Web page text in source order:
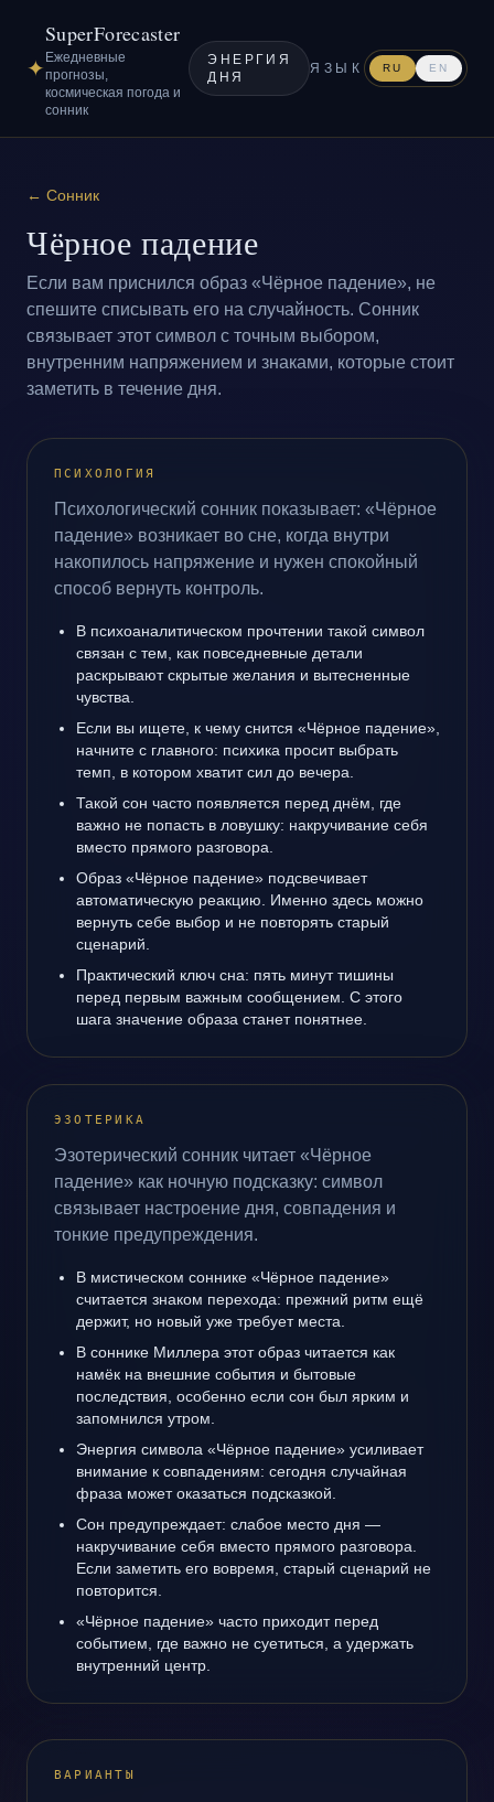
✦
SuperForecaster
Ежедневные
прогнозы,
космическая погода и
сонник
ЭНЕРГИЯ
ДНЯ
ЯЗЫК RU EN
← Сонник
Чёрное падение
Если вам приснился образ «Чёрное падение», не
спешите списывать его на случайность. Сонник
связывает этот символ с точным выбором,
внутренним напряжением и знаками, которые стоит
заметить в течение дня.
ПСИХОЛОГИЯ
Психологический сонник показывает: «Чёрное
падение» возникает во сне, когда внутри
накопилось напряжение и нужен спокойный
способ вернуть контроль.
В психоаналитическом прочтении такой символ
связан с тем, как повседневные детали
раскрывают скрытые желания и вытесненные
чувства.
Если вы ищете, к чему снится «Чёрное падение»,
начните с главного: психика просит выбрать
темп, в котором хватит сил до вечера.
Такой сон часто появляется перед днём, где
важно не попасть в ловушку: накручивание себя
вместо прямого разговора.
Образ «Чёрное падение» подсвечивает
автоматическую реакцию. Именно здесь можно
вернуть себе выбор и не повторять старый
сценарий.
Практический ключ сна: пять минут тишины
перед первым важным сообщением. С этого
шага значение образа станет понятнее.
ЭЗОТЕРИКА
Эзотерический сонник читает «Чёрное
падение» как ночную подсказку: символ
связывает настроение дня, совпадения и
тонкие предупреждения.
В мистическом соннике «Чёрное падение»
считается знаком перехода: прежний ритм ещё
держит, но новый уже требует места.
В соннике Миллера этот образ читается как
намёк на внешние события и бытовые
последствия, особенно если сон был ярким и
запомнился утром.
Энергия символа «Чёрное падение» усиливает
внимание к совпадениям: сегодня случайная
фраза может оказаться подсказкой.
Сон предупреждает: слабое место дня —
накручивание себя вместо прямого разговора.
Если заметить его вовремя, старый сценарий не
повторится.
«Чёрное падение» часто приходит перед
событием, где важно не суетиться, а удержать
внутренний центр.
ВАРИАНТЫ